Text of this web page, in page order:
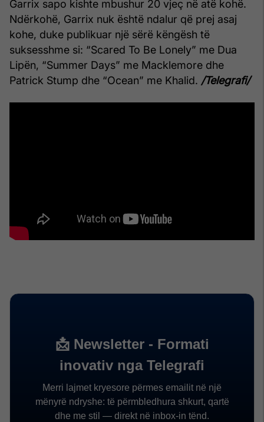
Garrix sapo kishte mbushur 20 vjeç në atë kohë.
Ndërkohë, Garrix nuk është ndalur që prej asaj
kohe, duke publikuar një sërë këngësh të
suksesshme si: “Scared To Be Lonely” me Dua
Lipën, “Summer Days” me Macklemore dhe
Patrick Stump dhe “Ocean” me Khalid. /Telegrafi/